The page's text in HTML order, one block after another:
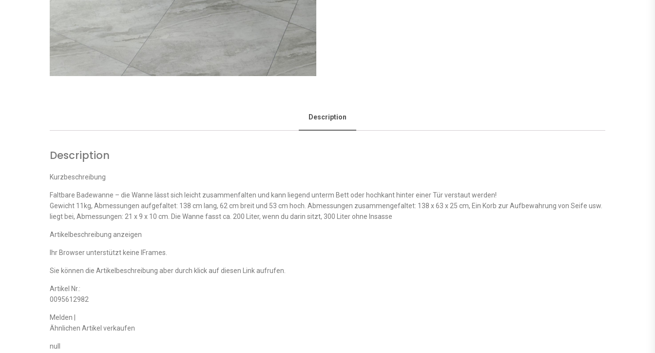
Description
Description
Kurzbeschreibung
Faltbare Badewanne – die Wanne lässt sich leicht zusammenfalten und kann liegend unterm Bett oder hochkant hinter einer Tür verstaut werden!
Gewicht 11kg, Abmessungen aufgefaltet: 138 cm lang, 62 cm breit und 53 cm hoch. Abmessungen zusammengefaltet: 138 x 63 x 25 cm, Ein Korb zur Aufbewahrung von Seife usw.
liegt bei, Abmessungen: 21 x 9 x 10 cm. Die Wanne fasst ca. 200 Liter, wenn du darin sitzt, 300 Liter ohne Insasse
Artikelbeschreibung anzeigen
Ihr Browser unterstützt keine IFrames.
Sie können die Artikelbeschreibung aber durch klick auf diesen Link aufrufen.
Artikel Nr.:
0095612982
Melden |
Ähnlichen Artikel verkaufen
null